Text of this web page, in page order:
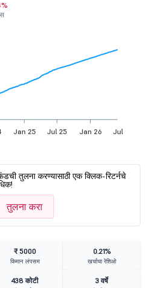
Jan 25 Jul 25 Jan 26 Jul 26
तुलना करण्यासाठी एक क्लिक-रिटर्नचे
तुलना करा
₹ 5000
किमान लंपसम
0.21%
खर्चाचा रेशिओ
438 कोटी 3 वर्षे